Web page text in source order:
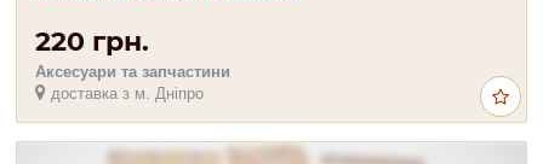
220 грн.
Аксесуари та запчастини
доставка з м. Дніпро